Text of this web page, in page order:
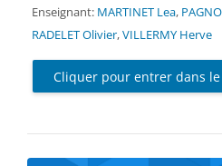
Enseignant: MARTINET Lea,
RADELET Olivier,VILLERMY Herve
Cliquer pour entrer dans le